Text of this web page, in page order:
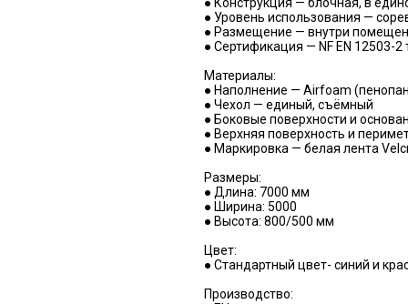
● Уровень использования —
● Размещение — внутри
● Сертификация — NF EN 12503-2
Материалы:
● Наполнение — Airfoam
● Чехол — единый, съёмный
● Боковые поверхности и
● Верхняя поверхность и
● Маркировка — белая лента
Размеры:
● Длина: 7000 мм
● Ширина: 5000
● Высота: 800/500 мм
Цвет:
● Стандартный цвет- синий и
Производство: